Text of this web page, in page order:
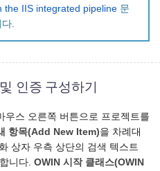
the IIS integrated pipeline 문
.
인증 구성하기
우스 오른쪽 버튼으로 프로젝트를
항목(Add New Item)을 차례대
상자 우측 상단의 검색 텍스트
니다. OWIN 시작 클래스(OWIN